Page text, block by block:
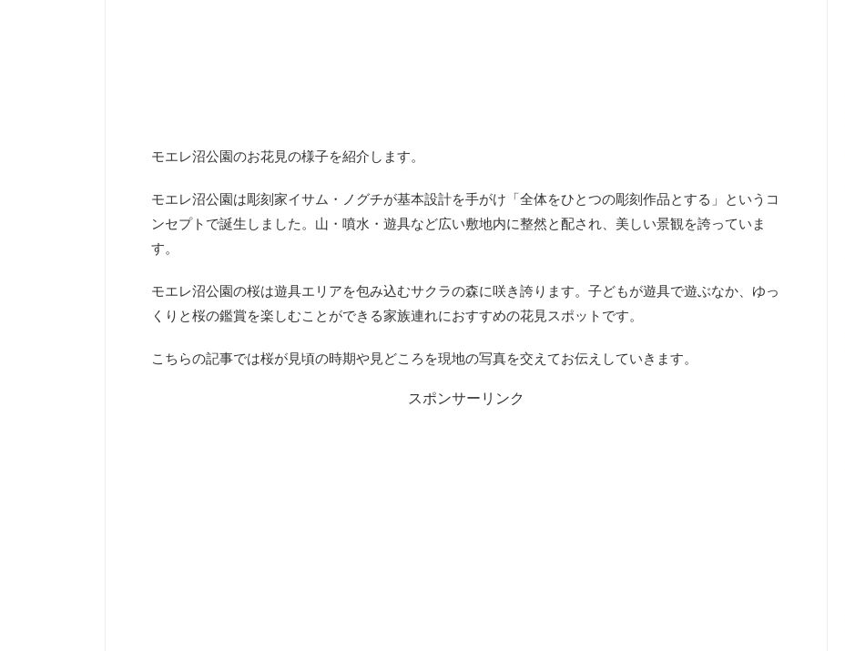
モエレ沼公園のお花見の様子を紹介します。
モエレ沼公園は彫刻家イサム・ノグチが基本設計を手がけ「全体をひとつの彫刻作品とする」というコ
ンセプトで誕生しました。山・噴水・遊具など広い敷地内に整然と配され、美しい景観を誇っていま
す。
モエレ沼公園の桜は遊具エリアを包み込むサクラの森に咲き誇ります。子どもが遊具で遊ぶなか、ゆっ
くりと桜の鑑賞を楽しむことができる家族連れにおすすめの花見スポットです。
こちらの記事では桜が見頃の時期や見どころを現地の写真を交えてお伝えしていきます。
スポンサーリンク